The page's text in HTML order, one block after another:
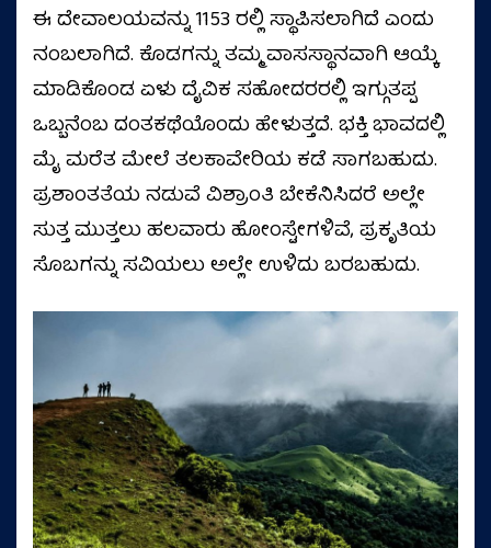
ಈ ದೇವಾಲಯವನ್ನು 1153 ರಲ್ಲಿ ಸ್ಥಾಪಿಸಲಾಗಿದೆ ಎಂದು
ನಂಬಲಾಗಿದೆ. ಕೊಡಗನ್ನು ತಮ್ಮ ವಾಸಸ್ಥಾನವಾಗಿ ಆಯ್ಕೆ
ಮಾಡಿಕೊಂಡ ಏಳು ದೈವಿಕ ಸಹೋದರರಲ್ಲಿ ಇಗ್ಗುತಪ್ಪ
ಒಬ್ಬನೆಂಬ ದಂತಕಥೆಯೊಂದು ಹೇಳುತ್ತದೆ. ಭಕ್ತಿ ಭಾವದಲ್ಲಿ
ಮೈ ಮರೆತ ಮೇಲೆ ತಲಕಾವೇರಿಯ ಕಡೆ ಸಾಗಬಹುದು.
ಪ್ರಶಾಂತತೆಯ ನಡುವೆ ವಿಶ್ರಾಂತಿ ಬೇಕೆನಿಸಿದರೆ ಅಲ್ಲೇ
ಸುತ್ತ ಮುತ್ತಲು ಹಲವಾರು ಹೋಂಸ್ಟೇಗಳಿವೆ, ಪ್ರಕೃತಿಯ
ಸೊಬಗನ್ನು ಸವಿಯಲು ಅಲ್ಲೇ ಉಳಿದು ಬರಬಹುದು.